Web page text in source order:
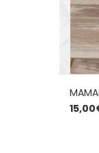
15,00